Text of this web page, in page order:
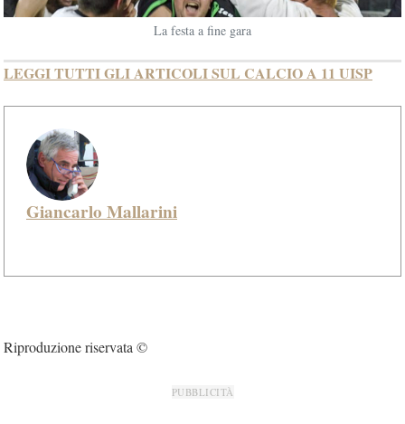
La festa a fine gara
LEGGI TUTTI GLI ARTICOLI SUL CALCIO A 11 UISP
Giancarlo Mallarini
Riproduzione riservata ©
PUBBLICITÀ